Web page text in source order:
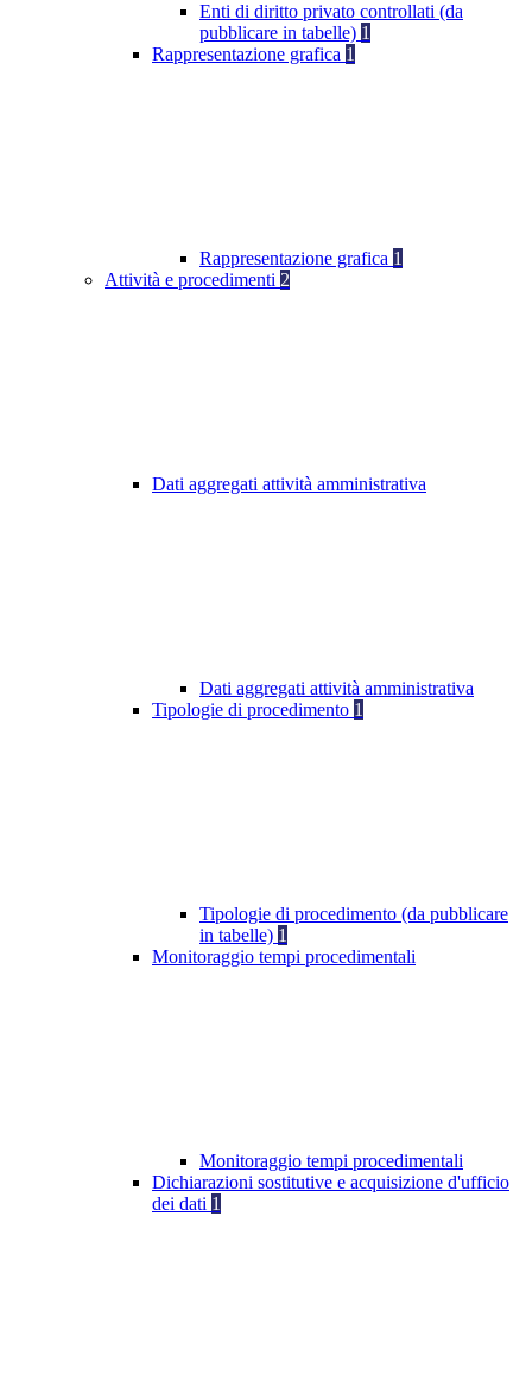
Enti di diritto privato controllati (da
pubblicare in tabelle) 1
Rappresentazione grafica 1
Rappresentazione grafica 1
Attività e procedimenti 2
Dati aggregati attività amministrativa
Dati aggregati attività amministrativa
Tipologie di procedimento 1
Tipologie di procedimento (da pubblicare
in tabelle) 1
Monitoraggio tempi procedimentali
Monitoraggio tempi procedimentali
Dichiarazioni sostitutive e acquisizione d'ufficio
dei dati 1